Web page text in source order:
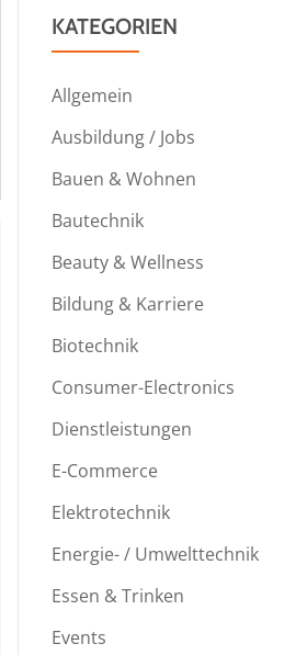
KATEGORIEN
Allgemein
Ausbildung / Jobs
Bauen & Wohnen
Bautechnik
Beauty & Wellness
Bildung & Karriere
Biotechnik
Consumer-Electronics
Dienstleistungen
E-Commerce
Elektrotechnik
Energie- / Umwelttechnik
Essen & Trinken
Events